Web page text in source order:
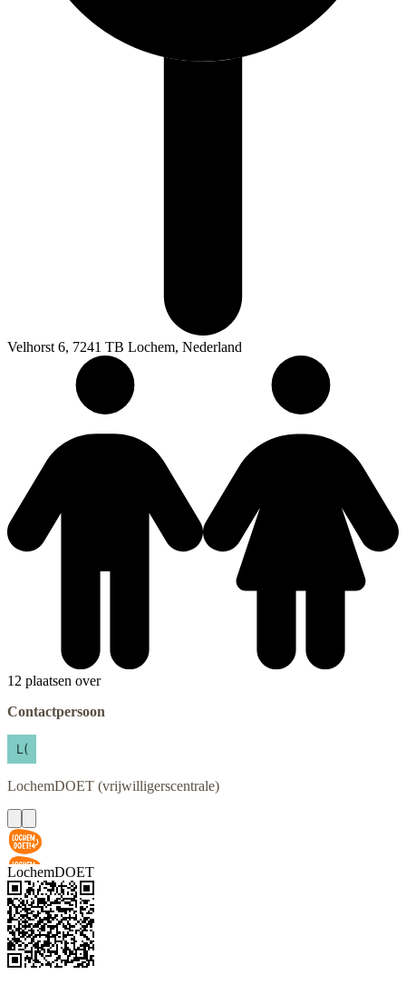
Velhorst 6, 7241 TB Lochem, Nederland
12 plaatsen over
Contactpersoon
LochemDOET (vrijwilligerscentrale)
LochemDOET